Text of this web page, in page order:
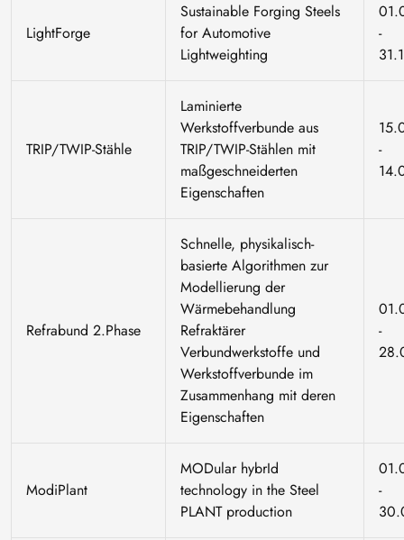
LightForge
Sustainable Forging Steels
for Automotive
Lightweighting
-
TRIP/TWIP-Stähle
Laminierte
Werkstoffverbunde aus
TRIP/TWIP-Stählen mit
maßgeschneiderten
Eigenschaften
-
Refrabund 2.Phase
Schnelle, physikalisch-
basierte Algorithmen zur
Modellierung der
Wärmebehandlung
Refraktärer
Verbundwerkstoffe und
Werkstoffverbunde im
Zusammenhang mit deren
Eigenschaften
-
ModiPlant
MODular hybrId
technology in the Steel
PLANT production
-